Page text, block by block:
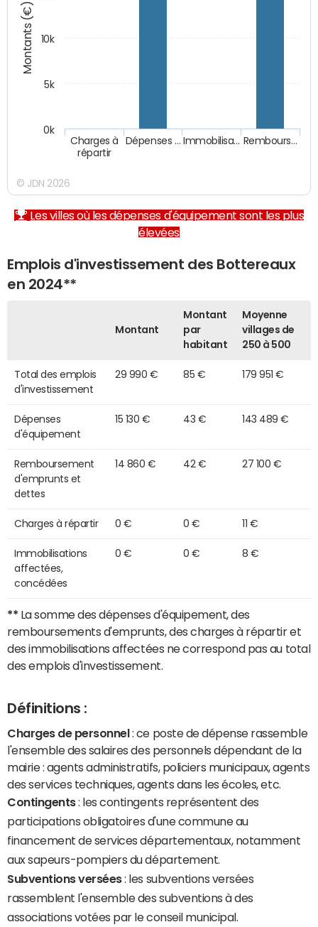
Montants (€)
Charges à
répartir
Dépenses … Immobilisa… Rembours…
0k
5k
10k
© JDN 2026
Les villes où les dépenses d'équipement sont les plus
élevées
Emplois d'investissement des Bottereaux
en 2024**
Montant
Montant
par
habitant
Moyenne
villages de
250 à 500
Total des emplois
d'investissement
29 990 € 85 € 179 951 €
Dépenses
d'équipement
15 130 € 43 € 143 489 €
Remboursement
d'emprunts et
dettes
14 860 € 42 € 27 100 €
Charges à répartir 0 € 0 € 11 €
Immobilisations
affectées,
concédées
0 € 0 € 8 €
** La somme des dépenses d'équipement, des
remboursements d'emprunts, des charges à répartir et
des immobilisations affectées ne correspond pas au total
des emplois d'investissement.
Définitions :
Charges de personnel : ce poste de dépense rassemble
l'ensemble des salaires des personnels dépendant de la
mairie : agents administratifs, policiers municipaux, agents
des services techniques, agents dans les écoles, etc.
Contingents: les contingents représentent des
participations obligatoires d'une commune au
financement de services départementaux, notamment
aux sapeurs-pompiers du département.
Subventions versées: les subventions versées
rassemblent l'ensemble des subventions à des
associations votées par le conseil municipal.